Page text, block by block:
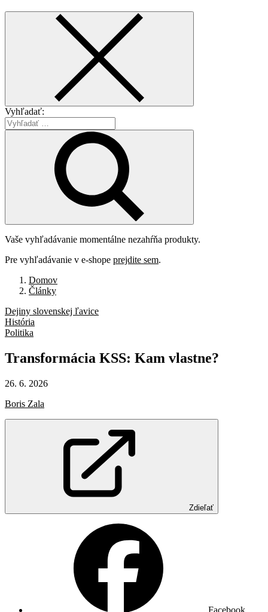
Vyhľadať:
Vaše vyhľadávanie momentálne nezahŕňa produkty.
Pre vyhľadávanie v e-shope prejdite sem.
Domov
Články
Dejiny slovenskej ľavice
História
Politika
Transformácia KSS: Kam vlastne?
26. 6. 2026
Boris Zala
Zdieľať
Facebook